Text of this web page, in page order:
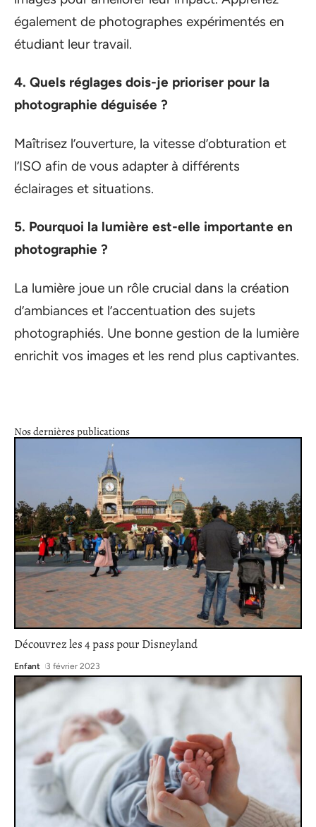
également de photographes expérimentés en
étudiant leur travail.
4. Quels réglages dois-je prioriser pour la
photographie déguisée ?
Maîtrisez l’ouverture, la vitesse d’obturation et
l’ISO afin de vous adapter à différents
éclairages et situations.
5. Pourquoi la lumière est-elle importante en
photographie ?
La lumière joue un rôle crucial dans la création
d’ambiances et l’accentuation des sujets
photographiés. Une bonne gestion de la lumière
enrichit vos images et les rend plus captivantes.
Nos dernières publications
Découvrez les 4 pass pour Disneyland
Enfant 3 février 2023